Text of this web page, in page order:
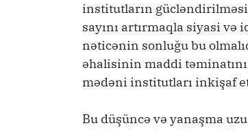
institutların
sayını artırmaqla siyasi
nəticənin sonluğu bu
əhalisinin maddi
mədəni institutları inkişaf
Bu düşüncə və yanaşma